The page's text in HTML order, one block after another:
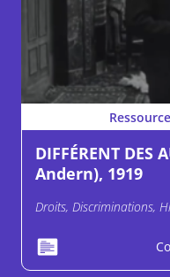
DIFFÉRENT DES
Andern), 1919
Droits, Discriminations,